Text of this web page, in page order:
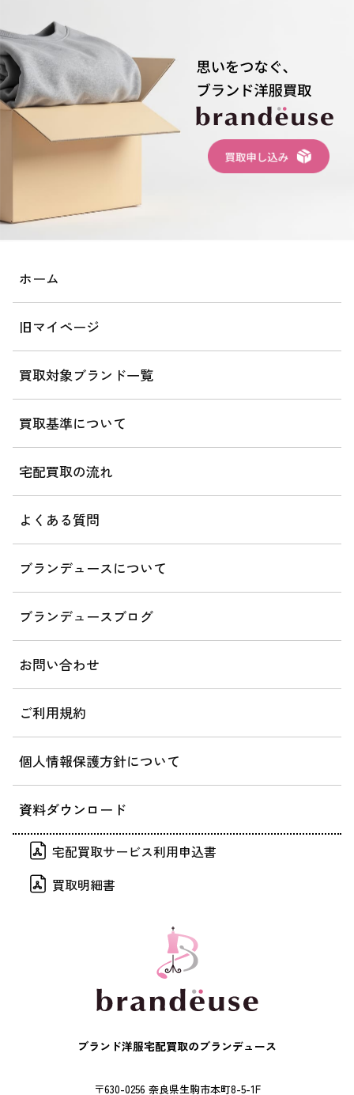
ホーム
旧マイページ
買取対象ブランド一覧
買取基準について
宅配買取の流れ
よくある質問
ブランデュースについて
ブランデュースブログ
お問い合わせ
ご利用規約
個人情報保護方針について
資料ダウンロード
宅配買取サービス利用申込書
買取明細書
ブランド洋服宅配買取のブランデュース
〒630-0256 奈良県生駒市本町8-5-1F